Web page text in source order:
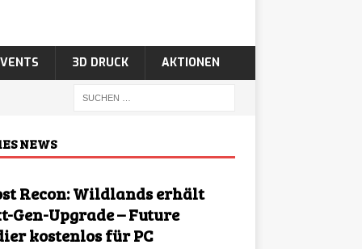
3D DRUCK AKTIONEN
NEWS
Recon: Wildlands erhält
Gen-Upgrade – Future
kostenlos für PC